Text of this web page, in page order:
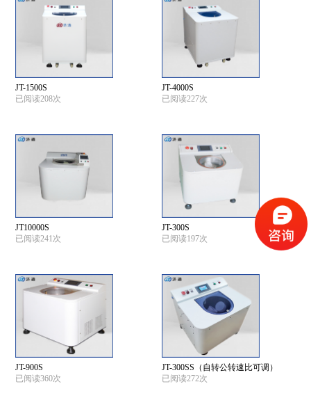
JT-1500S
已阅读208次
JT-4000S
已阅读227次
JT10000S
已阅读241次
JT-300S
已阅读197次
JT-900S
已阅读360次
JT-300SS（自转公转速比可调）
已阅读272次